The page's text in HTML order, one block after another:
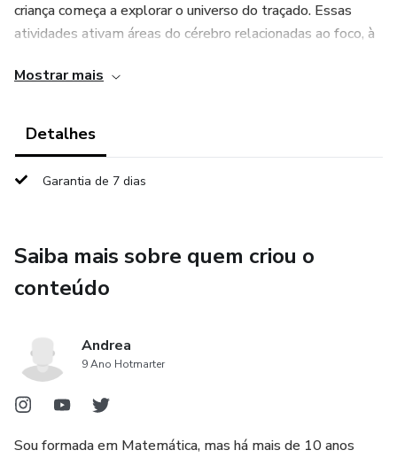
criança começa a explorar o universo do traçado. Essas
atividades ativam áreas do cérebro relacionadas ao foco, à
base sólida para a alfabetização. O material combina a
desenvolvimento pedagógico, garantindo que o
Mostrar mais
Detalhes
Garantia de 7 dias
Saiba mais sobre quem criou o
conteúdo
Andrea
9 Ano Hotmarter
Sou formada em Matemática, mas há mais de 10 anos